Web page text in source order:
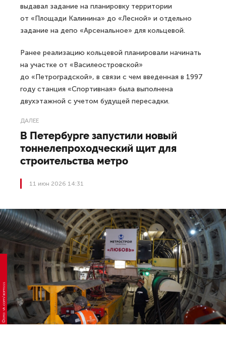
выдавал задание на планировку территории
от «Площади Калинина» до «Лесной» и отдельно
задание на депо «Арсенальное» для кольцевой.
Ранее реализацию кольцевой планировали начинать
на участке от «Василеостровской»
до «Петроградской», в связи с чем введенная в 1997
году станция «Спортивная» была выполнена
двухэтажной с учетом будущей пересадки.
ДАЛЕЕ
В Петербурге запустили новый
тоннелепроходческий щит для
строительства метро
11 июн 2026 14:31
Фото: vk.com/aomsss